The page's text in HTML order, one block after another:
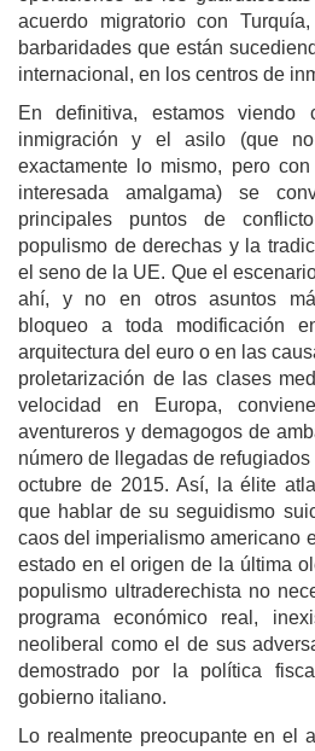
acuerdo migratorio con
barbaridades que están
internacional, en los centros de
En definitiva, estamos
inmigración y el asilo (que
exactamente lo mismo, pero
interesada amalgama) se
principales puntos de
populismo de derechas y la
el seno de la UE. Que el
ahí, y no en otros asuntos
bloqueo a toda modificación
arquitectura del euro o en las
proletarización de las clases
velocidad en Europa,
aventureros y demagogos de
número de llegadas de
octubre de 2015. Así, la élite
que hablar de su seguidismo
caos del imperialismo americano
estado en el origen de la última
populismo ultraderechista no
programa económico real,
neoliberal como el de sus
demostrado por la política
gobierno italiano.
Lo realmente preocupante en el